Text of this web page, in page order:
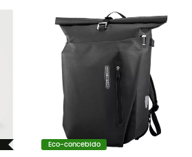
Eco-concebido